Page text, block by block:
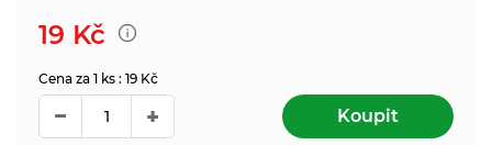
19 Kč
Cena za 1 ks : 19 Kč
Koupit